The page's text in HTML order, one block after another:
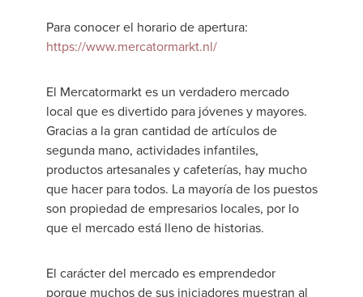
Para conocer el horario de apertura:
https://www.mercatormarkt.nl/
El Mercatormarkt es un verdadero mercado
local que es divertido para jóvenes y mayores.
Gracias a la gran cantidad de artículos de
segunda mano, actividades infantiles,
productos artesanales y cafeterías, hay mucho
que hacer para todos. La mayoría de los puestos
son propiedad de empresarios locales, por lo
que el mercado está lleno de historias.
El carácter del mercado es emprendedor
porque muchos de sus iniciadores muestran al